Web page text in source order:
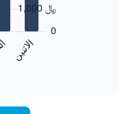
الاثنين
0
1,000 ﷼